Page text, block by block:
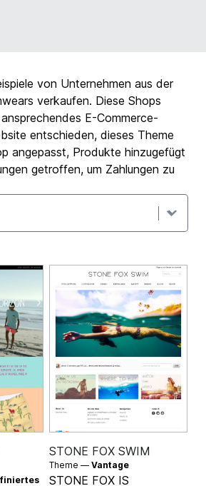
von Unternehmen aus der
verkaufen. Diese Shops
E-Commerce-
entschieden, dieses Theme
angepasst, Produkte hinzugefügt
getroffen, um Zahlungen zu
STONE FOX SWIM
Theme — Vantage
STONE FOX IS